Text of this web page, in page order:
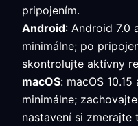
pripojením.
Android: Android 7.0
minimálne; po
skontrolujte aktívny
macOS: macOS
minimálne;
nastavení si zmerajte